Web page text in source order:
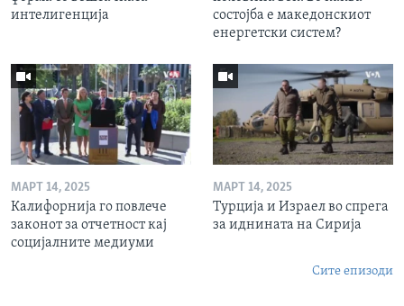
интелигенција
состојба е македонскиот
енергетски систем?
МАРТ 14, 2025
Калифорнија го повлече
законот за отчетност кај
социјалните медиуми
МАРТ 14, 2025
Турција и Израел во спрега
за иднината на Сирија
Сите епизоди